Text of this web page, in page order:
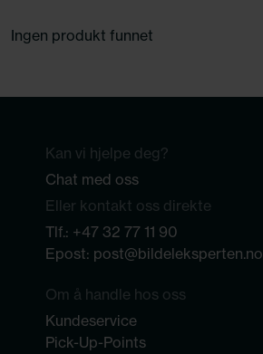
Ingen produkt funnet
Kan vi hjelpe deg?
Chat med oss
Eller kontakt oss direkte
Tlf.: +47 32 77 11 90
Epost: post@bildeleksperten.no
Om å handle hos oss
Kundeservice
Pick-Up-Points